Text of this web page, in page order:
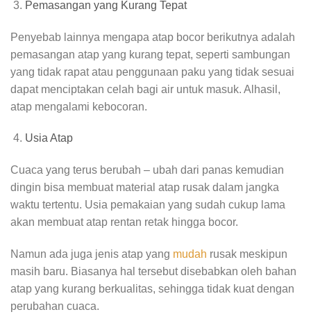
Pemasangan yang Kurang Tepat
Penyebab lainnya mengapa atap bocor berikutnya adalah
pemasangan atap yang kurang tepat, seperti sambungan
yang tidak rapat atau penggunaan paku yang tidak sesuai
dapat menciptakan celah bagi air untuk masuk. Alhasil,
atap mengalami kebocoran.
Usia Atap
Cuaca yang terus berubah – ubah dari panas kemudian
dingin bisa membuat material atap rusak dalam jangka
waktu tertentu. Usia pemakaian yang sudah cukup lama
akan membuat atap rentan retak hingga bocor.
Namun ada juga jenis atap yang mudah rusak meskipun
masih baru. Biasanya hal tersebut disebabkan oleh bahan
atap yang kurang berkualitas, sehingga tidak kuat dengan
perubahan cuaca.